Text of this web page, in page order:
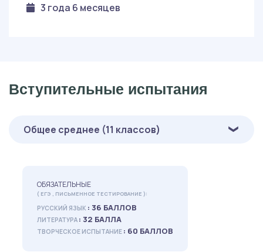
3 года 6 месяцев
Вступительные испытания
Общее среднее (11 классов)
ОБЯЗАТЕЛЬНЫЕ
( ЕГЭ , ПИСЬМЕННОЕ ТЕСТИРОВАНИЕ ):
РУССКИЙ ЯЗЫК : 36 БАЛЛОВ
ЛИТЕРАТУРА : 32 БАЛЛА
ТВОРЧЕСКОЕ ИСПЫТАНИЕ : 60 БАЛЛОВ